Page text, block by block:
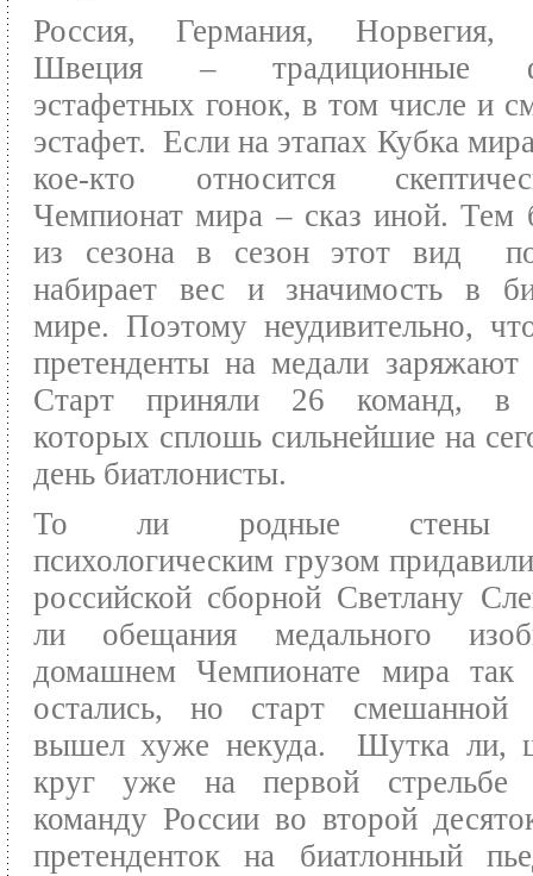
Россия, Германия, Норвегия,
Швеция – традиционные
эстафетных гонок, в том числе и
эстафет. Если на этапах Кубка
кое-кто относится
Чемпионат мира – сказ иной. Тем
из сезона в сезон этот вид
набирает вес и значимость в
мире. Поэтому неудивительно,
претенденты на медали
Старт приняли 26 команд, в
которых сплошь сильнейшие на
день биатлонисты.
То ли родные стены
психологическим грузом
российской сборной Светлану
ли обещания медального
домашнем Чемпионате мира
остались, но старт смешанной
вышел хуже некуда. Шутка ли,
круг уже на первой стрельбе
команду России во второй
претенденток на биатлонный